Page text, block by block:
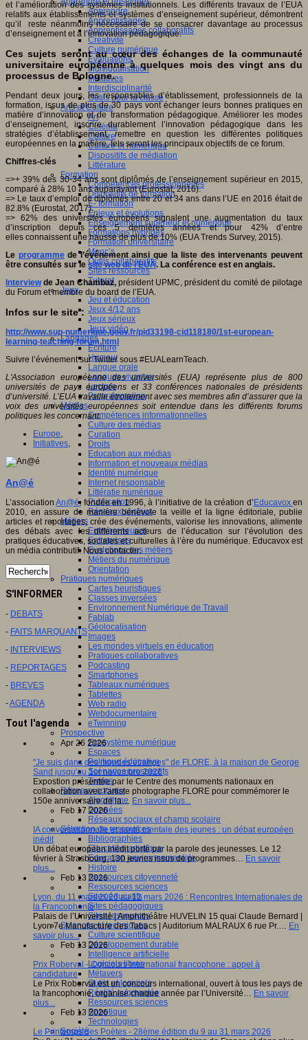
Apprendre
Apprentissages
Apprentissages collaboratifs
Créativité
Culture numérique
Evaluations
Individualisation
Initiatives
Interdisciplinarité
Outils pour la classe
Arts et Culture
Art
Cinéma
Culture
Culture et numérique
Dispositifs de médiation
Littérature
Formation
Compétences professionnelles
Dispositifs de formation
E- formation
Enjeux et évolutions
Enseignement supérieur et numérique
Formations hybrides
Formation universitaire
Mooc’s
Outils collaboratifs
Sites ressources
Tutorat
Jeux
Jeu et éducation
Jeux 4/12 ans
Jeux sérieux
Jeux vidéo
Langages
Ecriture
Humour
Langue orale
Langues vivantes
Lecture
Programmation
Médias
Compétences informationnelles
Culture des médias
Curation
Droits
Education aux médias
Information et nouveaux médias
Identité numérique
Internet responsable
Littératie numérique
Publication
Réseaux sociaux
Métiers
Entrepreneuriat
Entreprises
Evolutions des métiers
Métiers du numérique
Orientation
Pratiques numériques
Cartes heuristiques
Classes inversées
Environnement Numérique de Travail
Fablab
Géolocalisation
Images
Les mondes virtuels en éducation
Pratiques collaboratives
Podcasting
Smartphones
Tableaux numériques
Tablettes
Web radio
Webdocumentaire
eTwinning
Prospective
Ecosystème numérique
Espaces
Politique éducative
Scénarios prospectifs
Temps
Réseaux sociaux
Algorithme
Données
Réseaux sociaux et champ scolaire
Sélection de ressources
Bibliographies
Education artistique
Education environnementale
Histoire
Ressources citoyenneté
Ressources sciences
Sites éducatifs
Sites pédagogiques
Sites ressources
Sciences et techniques
Culture scientifique
Développement durable
Intelligence artificielle
Logiciels libres
Métavers
Outils et logiciels
Réalité augmentée
Ressources sciences
Robotique
Technologies
Société
et l’amélioration des systèmes institutionnels. Les différents travaux de l’EUA
relatifs aux établissements et systèmes d’enseignement supérieur, démontrent
qu’il reste néanmoins nécessaire de se consacrer davantage au processus
d’enseignement et à l’innovation pédagogique.
Ces sujets seront au cœur des échanges de la communauté
universitaire européenne à quelques mois des vingt ans du
processus de Bologne.
Pendant deux jours, les responsables d’établissement, professionnels de la
formation, issus de plus de 30 pays vont échanger leurs bonnes pratiques en
matière d’innovation et de transformation pédagogique. Améliorer les modes
d’enseignement, inscrire durablement l’innovation pédagogique dans les
stratégies d’établissement, remettre en question les différentes politiques
européennes en la matière, tels seront les principaux objectifs de ce forum.
Chiffres-clés
=>+ 39% des 30-34 ans sont diplômés de l’enseignement supérieur en 2015,
comparé à 28% 10 ans auparavant (Eurostat, 2016).
=> Le taux d’emploi de diplômés entre 20 et 34 ans dans l’UE en 2016 était de
82.8% (Eurostat, 2017).
=> 62% des universités européens signalent une augmentation du taux
d’inscription depuis ces 5 dernières années et pour 42% d’entre
elles connaissent une hausse de plus de 10% (EUA Trends Survey, 2015).
Le programmede l’événement ainsi que la liste des intervenants peuvent
être consultés sur le site web de l’EUA. La conférence est en anglais.
Interviewde Jean Chambaz,président UPMC, président du comité de pilotage
du Forum et membre du board de l’EUA.
Infos sur le site :
http://www.sup-numerique.gouv.fr/pid33198-cid118180/1st-european-
learning-teaching-forum.html
Suivre l’événement sur Twitter sous #EUALearnTeach.
L'Association européenne des universités (EUA) représente plus de 800
universités de pays européens et33 conférences nationales de présidents
d’université. L’EUA travaille étroitement avec ses membres afin d’assurer que la
voix des universités européennes soit entendue dans les différents forums
politiques les concernant.
Europe,
Initiatives,
An@é
L’associationAn@é, fondée en 1996, à l’initiative de la création d’ Educavoxen
2010, en assure de manière bénévole la veille et la ligne éditoriale, publie
articles et reportages, crée des événements, valorise les innovations, alimente
des débats avec les différents acteurs de l’éducation sur l’évolution des
pratiques éducatives, sociales et culturelles à l’ère du numérique. Educavox est
un média contributif. Nous contacter.
S'INFORMER
- DEBATS
- FAITS MARQUANTS
- INTERVIEWS
- REPORTAGES
- BREVES
-AGENDA
Tout l'agenda
Apr 26 2026
"Je suis dans des mondes étranges" de FLORE, à la maison de George
Sand jusqu'au 1er novembre 2026
Expostion présentée par le Centre des monuments nationaux en
collaboration avec l'artiste photographe FLORE pour commémorer le
150e anniversaire de la… En savoir plus...
Feb 17 2026
IA conversationnelle et santé mentale des jeunes : un débat européen
inédit
Un débat européen inédit porté par la parole des jeunesses. Le 12
février à Strasbourg, 130 jeunes issus de programmes… En savoir
plus...
Feb 13 2026
Lyon, du 11 mars 2026 au 12 mars 2026 : Rencontres Internationales de
la Francophonie
Palais de l’Université | Amphithéâtre HUVELIN 15 quai Claude Bernard |
Lyon 7e Manufacture des Tabacs | Auditorium MALRAUX 6 rue Pr.… En
savoir plus...
Feb 13 2026
Prix Roberval - Concours international francophone : appel à
candidature
Le Prix Roberval est un concours international, ouvert à tous les pays de
la francophonie, organisé chaque année par l’Université… En savoir
plus...
Feb 13 2026
Le Printemps des Poètes - 28ème édition du 9 au 31 mars 2026